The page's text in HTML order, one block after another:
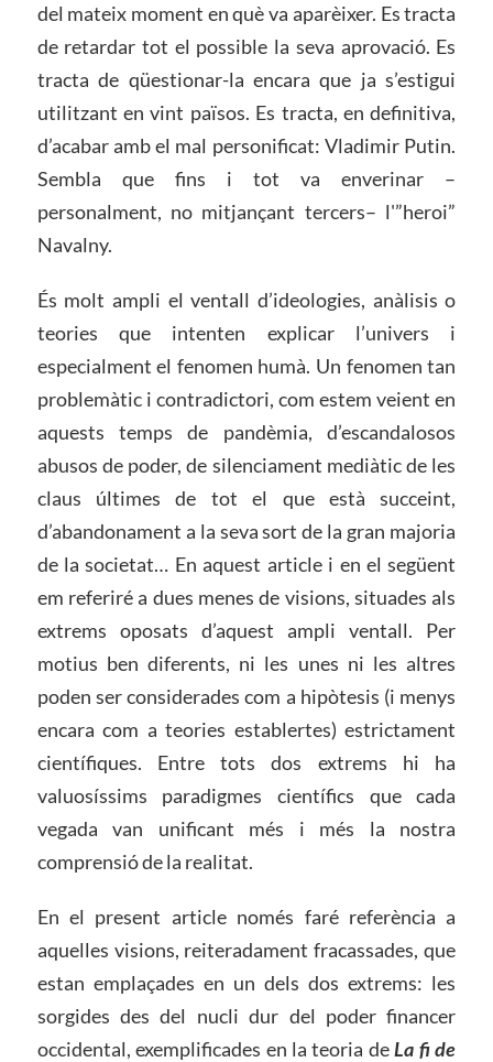
del mateix moment en què va aparèixer. Es tracta
de retardar tot el possible la seva aprovació. Es
tracta de qüestionar-la encara que ja s’estigui
utilitzant en vint països. Es tracta, en definitiva,
d’acabar amb el mal personificat: Vladimir Putin.
Sembla que fins i tot va enverinar –
personalment, no mitjançant tercers– l'”heroi”
Navalny.
És molt ampli el ventall d’ideologies, anàlisis o
teories que intenten explicar l’univers i
especialment el fenomen humà. Un fenomen tan
problemàtic i contradictori, com estem veient en
aquests temps de pandèmia, d’escandalosos
abusos de poder, de silenciament mediàtic de les
claus últimes de tot el que està succeint,
d’abandonament a la seva sort de la gran majoria
de la societat… En aquest article i en el següent
em referiré a dues menes de visions, situades als
extrems oposats d’aquest ampli ventall. Per
motius ben diferents, ni les unes ni les altres
poden ser considerades com a hipòtesis (i menys
encara com a teories establertes) estrictament
científiques. Entre tots dos extrems hi ha
valuosíssims paradigmes científics que cada
vegada van unificant més i més la nostra
comprensió de la realitat.
En el present article només faré referència a
aquelles visions, reiteradament fracassades, que
estan emplaçades en un dels dos extrems: les
sorgides des del nucli dur del poder financer
occidental, exemplificades en la teoria deLa fi de